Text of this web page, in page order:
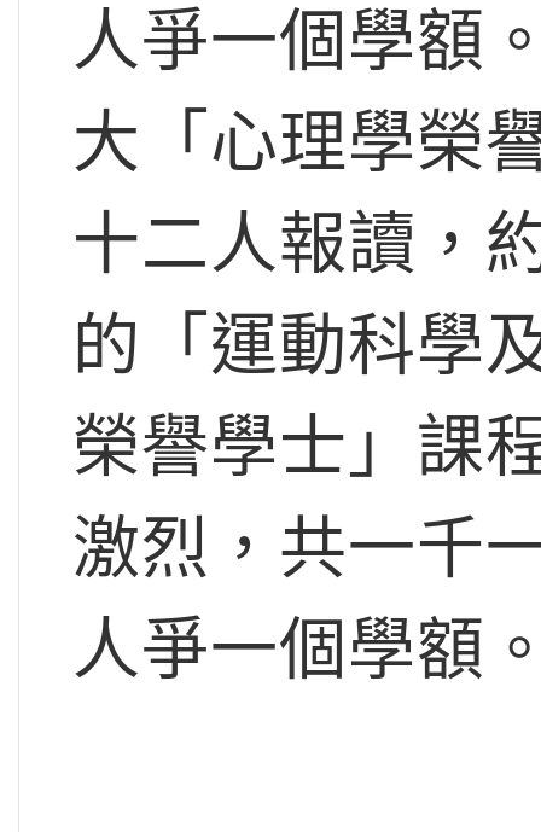
人爭一個學額
大「心理學榮
十二人報讀，
的「運動科學
榮譽學士」課
激烈，共一千
人爭一個學額